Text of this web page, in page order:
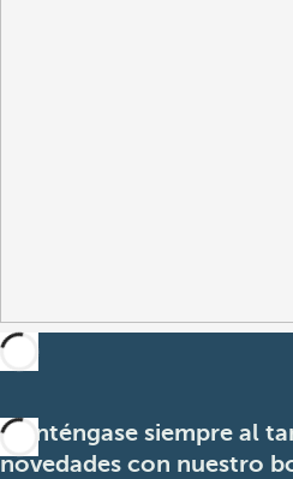
Manténgase siempre al
novedades con nuestro